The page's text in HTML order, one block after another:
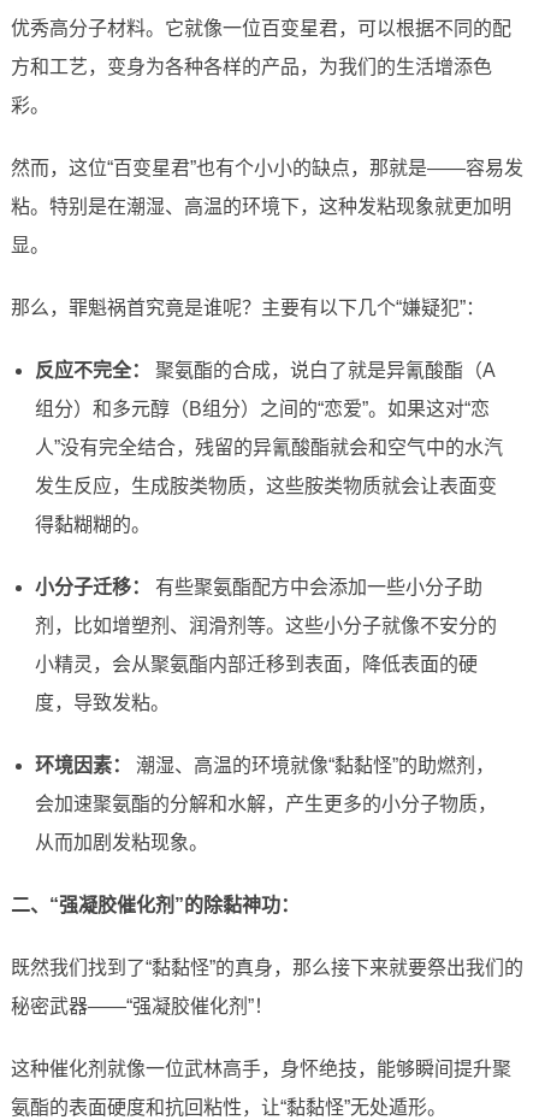
优秀高分子材料。它就像一位百变星君，可以根据不同的配
方和工艺，变身为各种各样的产品，为我们的生活增添色
彩。
然而，这位“百变星君”也有个小小的缺点，那就是——容易发
粘。特别是在潮湿、高温的环境下，这种发粘现象就更加明
显。
那么，罪魁祸首究竟是谁呢？主要有以下几个“嫌疑犯”：
反应不完全：
聚氨酯的合成，说白了就是异氰酸酯（A
组分）和多元醇（B组分）之间的“恋爱”。如果这对“恋
人”没有完全结合，残留的异氰酸酯就会和空气中的水汽
发生反应，生成胺类物质，这些胺类物质就会让表面变
得黏糊糊的。
小分子迁移：
有些聚氨酯配方中会添加一些小分子助
剂，比如增塑剂、润滑剂等。这些小分子就像不安分的
小精灵，会从聚氨酯内部迁移到表面，降低表面的硬
度，导致发粘。
环境因素：
潮湿、高温的环境就像“黏黏怪”的助燃剂，
会加速聚氨酯的分解和水解，产生更多的小分子物质，
从而加剧发粘现象。
二、“强凝胶催化剂”的除黏神功：
既然我们找到了“黏黏怪”的真身，那么接下来就要祭出我们的
秘密武器——“强凝胶催化剂”！
这种催化剂就像一位武林高手，身怀绝技，能够瞬间提升聚
氨酯的表面硬度和抗回粘性，让“黏黏怪”无处遁形。